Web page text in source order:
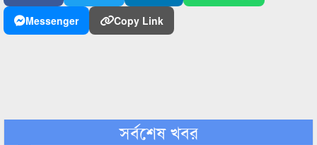
Messenger
Copy Link
সর্বশেষ খবর